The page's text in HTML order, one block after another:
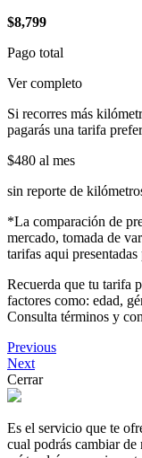
$8,799
Pago total
Ver completo
Si recorres más
pagarás una tarifa
$480 al mes
sin reporte de
*La comparación de
mercado, tomada de
tarifas aqui
Recuerda que tu tarifa
factores como: edad,
Consulta términos y
Previous
Next
Cerrar
Es el servicio que te
cual podrás cambiar